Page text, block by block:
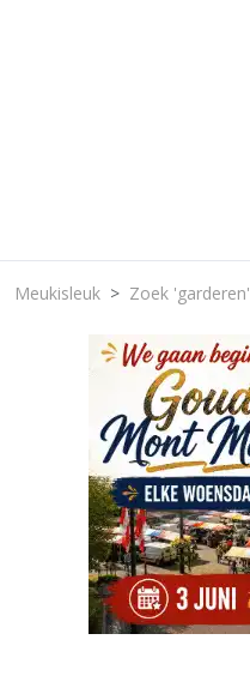
Meukisleuk Zoek 'garderen'